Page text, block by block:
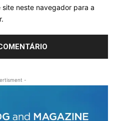
site neste navegador para a
-